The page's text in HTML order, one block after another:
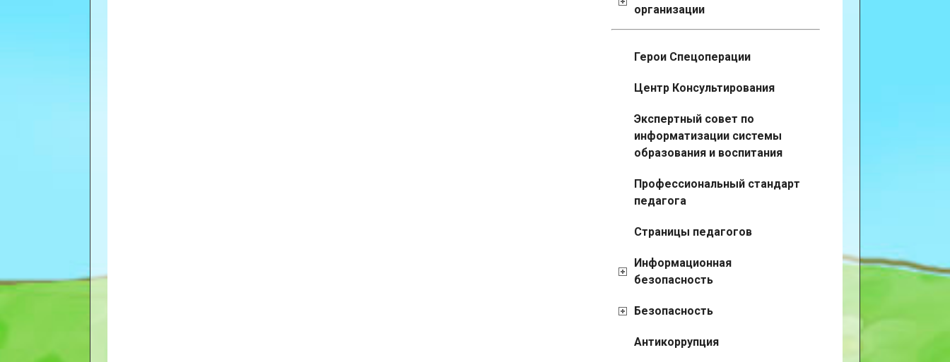
организации
Герои Спецоперации
Центр Консультирования
Экспертный совет по
информатизации системы
образования и воспитания
Профессиональный стандарт
педагога
Страницы педагогов
Информационная
безопасность
Безопасность
Антикоррупция